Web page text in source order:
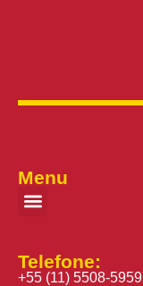
Menu
Telefone:
+55 (11) 5508-5959